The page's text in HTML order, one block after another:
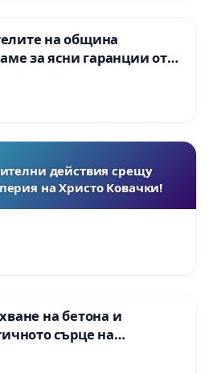
на община
за ясни гаранции от
от държавата, че ще се
норми!
действия срещу
на Христо Ковачки!
на бетона и
сърце на
във Враца